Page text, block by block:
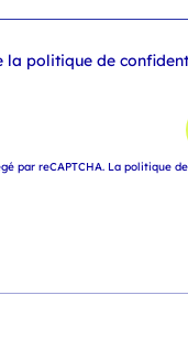
la politique de
par reCAPTCHA. La politique